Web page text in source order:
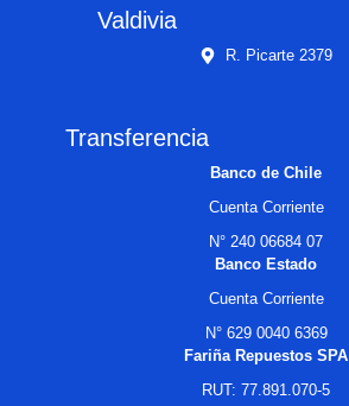
Valdivia
R. Picarte 2379
Transferencia
Banco de Chile
Cuenta Corriente
N° 240 06684 07
Banco Estado
Cuenta Corriente
N° 629 0040 6369
Fariña Repuestos SPA
RUT: 77.891.070-5